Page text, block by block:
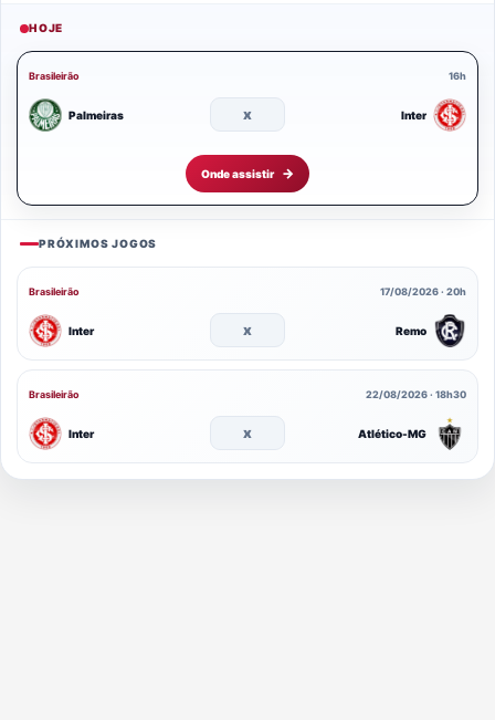
HOJE
Brasileirão 16h
Palmeiras x Inter
Onde assistir
PRÓXIMOS JOGOS
Brasileirão 17/08/2026 · 20h
Inter x Remo
Brasileirão 22/08/2026 · 18h30
Inter x Atlético-MG